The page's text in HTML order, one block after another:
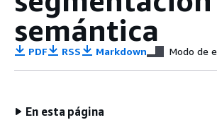
semántica
PDF RSS Markdown Modo de
En esta página